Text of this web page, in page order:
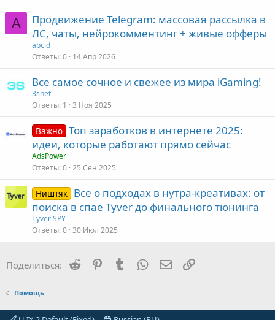
A
Продвижение Telegram: массовая рассылка в
ЛС, чаты, нейрокомментинг + живые офферы
abcid
Ответы 0 14 Апр 2026
Все самое сочное и свежее из мира iGaming!
3snet
Ответы 1 3 Ноя 2025
Важно Топ заработков в интернете 2025:
идеи, которые работают прямо сейчас
AdsPower
Ответы 0 25 Сен 2025
Ништяк Все о подходах в нутра-креативах: от
поиска в спае Tyver до финального тюнинга
Tyver SPY
Ответы 0 30 Июл 2025
Поделиться: Reddit PinterestTumblrWhatsAppЭлектронная почта
Ссылка
Помощь